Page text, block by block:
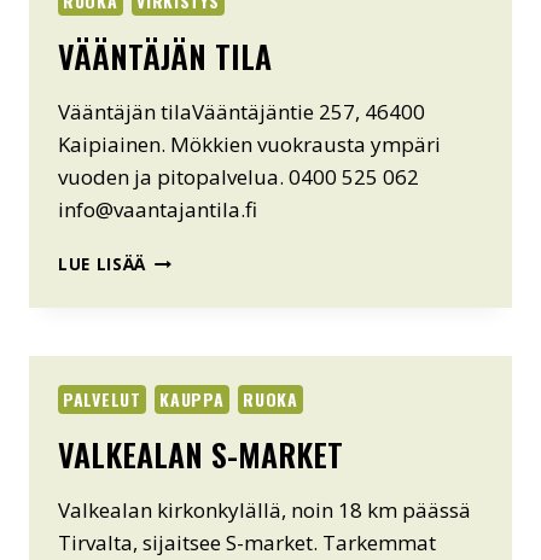
VÄÄNTÄJÄN TILA
Vääntäjän tilaVääntäjäntie 257, 46400
Kaipiainen. Mökkien vuokrausta ympäri
vuoden ja pitopalvelua. 0400 525 062
info@vaantajantila.fi
LUE LISÄÄ VÄÄNTÄJÄN
PALVELUT KAUPPA RUOKA
VALKEALAN S-MARKET
Valkealan kirkonkylällä, noin 18 km päässä
Tirvalta, sijaitsee S-market. Tarkemmat